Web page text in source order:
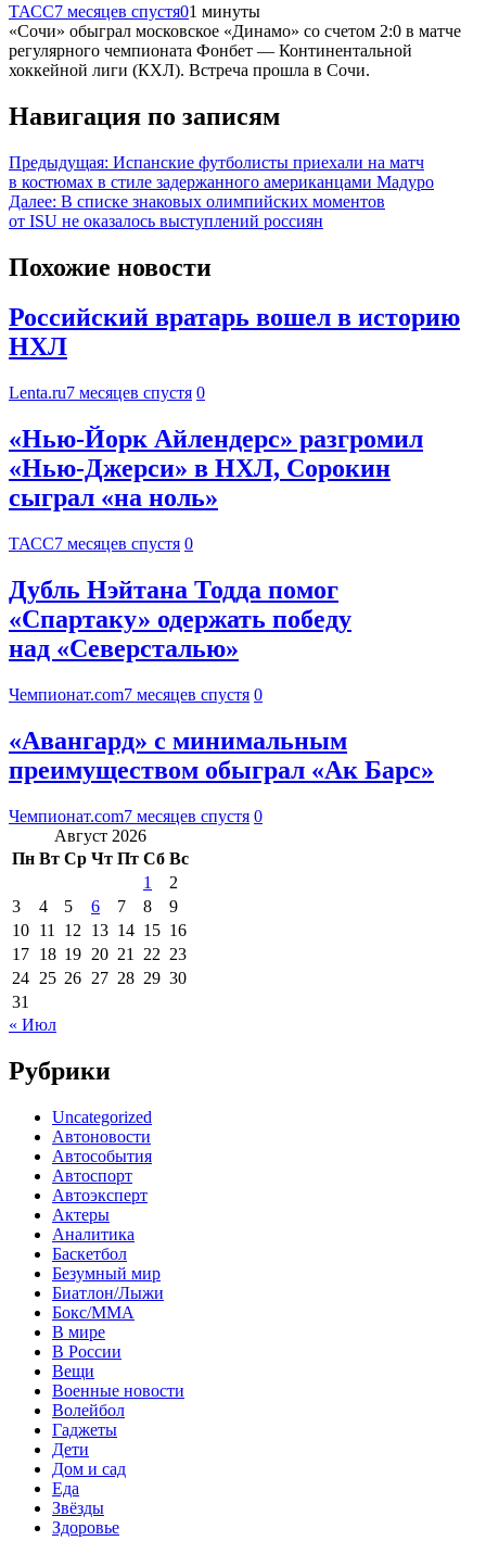
ТАСС7 месяцев спустя01 минуты
«Сочи» обыграл московское «Динамо» со счетом 2:0 в матче
регулярного чемпионата Фонбет — Континентальной
хоккейной лиги (КХЛ). Встреча прошла в Сочи.
Навигация по записям
Предыдущая: Испанские футболисты приехали на матч
в костюмах в стиле задержанного американцами Мадуро
Далее: В списке знаковых олимпийских моментов
от ISU не оказалось выступлений россиян
Похожие новости
Российский вратарь вошел в историю
НХЛ
Lenta.ru7 месяцев спустя 0
«Нью-Йорк Айлендерс» разгромил
«Нью-Джерси» в НХЛ, Сорокин
сыграл «на ноль»
ТАСС7 месяцев спустя 0
Дубль Нэйтана Тодда помог
«Спартаку» одержать победу
над «Северсталью»
Чемпионат.com7 месяцев спустя 0
«Авангард» с минимальным
преимуществом обыграл «Ак Барс»
Чемпионат.com7 месяцев спустя 0
Август 2026
Пн Вт Ср Чт Пт Сб Вс
1
2
3
4 5 6 7 8
9
10 11 12 13 14 15 16
17 18 19 20 21 22 23
24 25 26 27 28 29 30
31
« Июл
Рубрики
Uncategorized
Автоновости
Автособытия
Автоспорт
Автоэксперт
Актеры
Аналитика
Баскетбол
Безумный мир
Биатлон/Лыжи
Бокс/MMA
В мире
В России
Вещи
Военные новости
Волейбол
Гаджеты
Дети
Дом и сад
Еда
Звёзды
Здоровье